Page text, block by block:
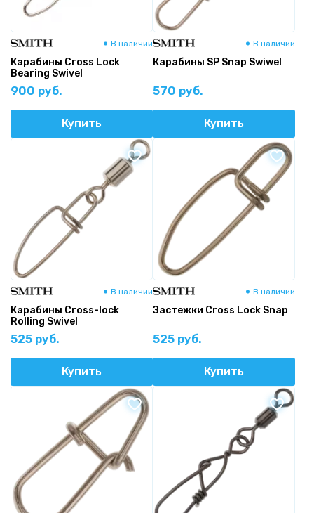
В наличии
Карабины Cross Lock
Bearing Swivel
900 руб.
Купить
В наличии
Карабины SP Snap Swiwel
570 руб.
Купить
В наличии
Карабины Cross-lock
Rolling Swivel
525 руб.
Купить
В наличии
Застежки Cross Lock Snap
525 руб.
Купить